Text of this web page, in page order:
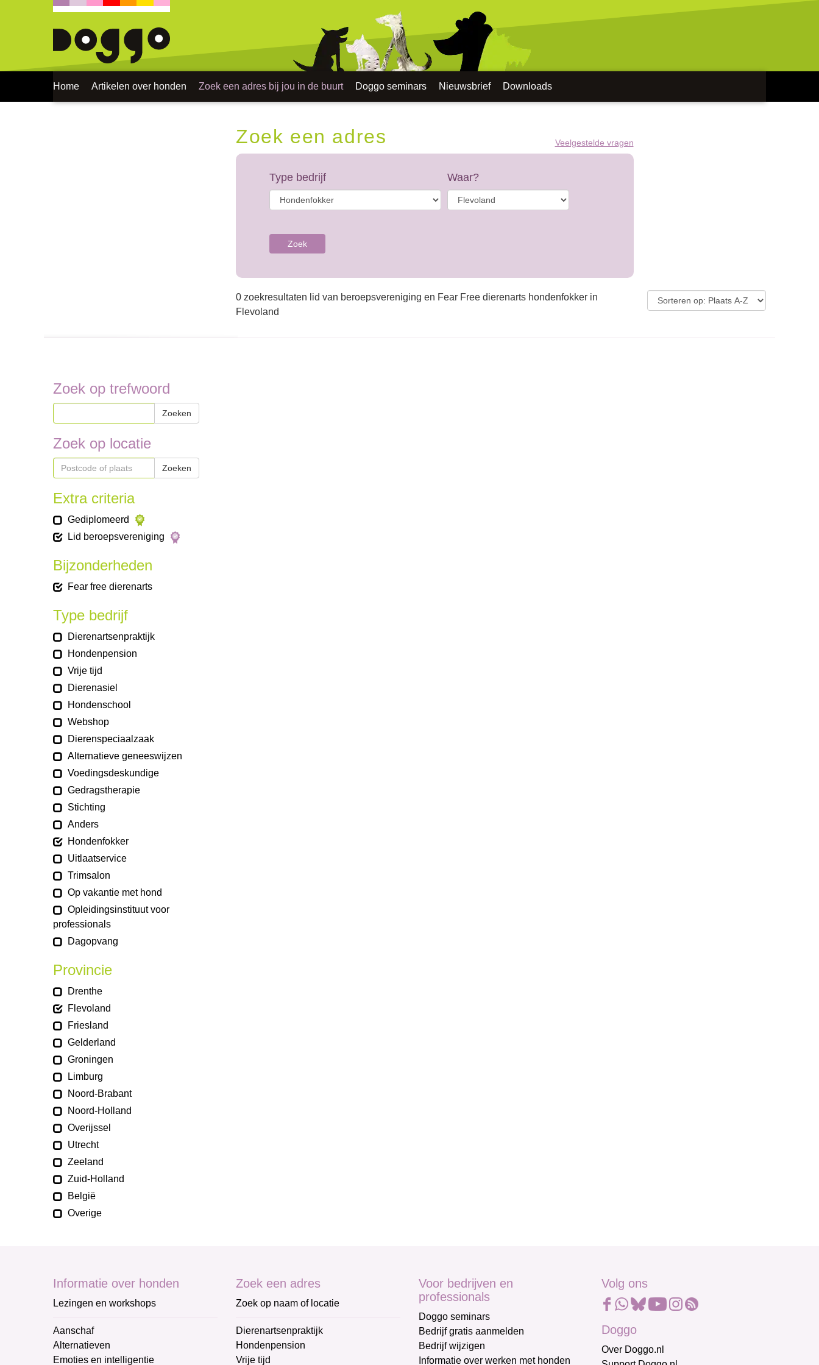
Home Artikelen over honden Zoek een adres bij jou in de buurt Doggo seminars Nieuwsbrief Downloads
Zoek een adres Veelgestelde vragen
Type bedrijf Waar?
Zoek
0 zoekresultaten lid van beroepsvereniging en Fear Free dierenarts hondenfokker in
Flevoland
Zoek op trefwoord
Zoeken
Zoek op locatie
Zoeken
Extra criteria
Gediplomeerd
Lid beroepsvereniging
Bijzonderheden
Fear free dierenarts
Type bedrijf
Dierenartsenpraktijk
Hondenpension
Vrije tijd
Dierenasiel
Hondenschool
Webshop
Dierenspeciaalzaak
Alternatieve geneeswijzen
Voedingsdeskundige
Gedragstherapie
Stichting
Anders
Hondenfokker
Uitlaatservice
Trimsalon
Op vakantie met hond
Opleidingsinstituut voor
professionals
Dagopvang
Provincie
Drenthe
Flevoland
Friesland
Gelderland
Groningen
Limburg
Noord-Brabant
Noord-Holland
Overijssel
Utrecht
Zeeland
Zuid-Holland
België
Overige
Informatie over honden
Lezingen en workshops
Aanschaf
Alternatieven
Emoties en intelligentie
Zoek een adres
Zoek op naam of locatie
Dierenartsenpraktijk
Hondenpension
Vrije tijd
Voor bedrijven en
professionals
Doggo seminars
Bedrijf gratis aanmelden
Bedrijf wijzigen
Informatie over werken met honden
Volg ons
Doggo
Over Doggo.nl